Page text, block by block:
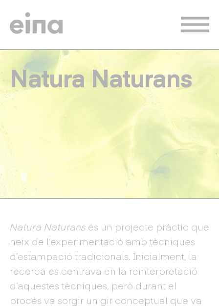
Natura Naturans
Natura Naturans és un projecte pràctic que
neix de l’experimentació amb tècniques
d’estampació tradicionals. Inicialment, la
recerca es centrava en la reinterpretació
d’aquestes tècniques, però durant el
procés va sorgir un gir conceptual que va